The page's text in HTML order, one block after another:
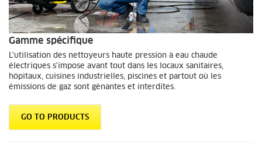
Gamme spécifique
L'utilisation des nettoyeurs haute pression à eau chaude
électriques s'impose avant tout dans les locaux sanitaires,
hôpitaux, cuisines industrielles, piscines et partout où les
émissions de gaz sont gênantes et interdites.
GO TO PRODUCTS